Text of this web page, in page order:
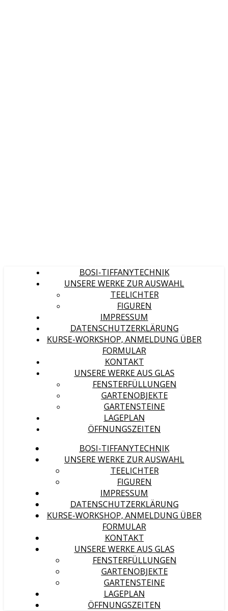
BOSI-TIFFANYTECHNIK
UNSERE WERKE ZUR AUSWAHL
TEELICHTER
FIGUREN
IMPRESSUM
DATENSCHUTZERKLÄRUNG
KURSE-WORKSHOP, ANMELDUNG ÜBER
FORMULAR
KONTAKT
UNSERE WERKE AUS GLAS
FENSTERFÜLLUNGEN
GARTENOBJEKTE
GARTENSTEINE
LAGEPLAN
ÖFFNUNGSZEITEN
BOSI-TIFFANYTECHNIK
UNSERE WERKE ZUR AUSWAHL
TEELICHTER
FIGUREN
IMPRESSUM
DATENSCHUTZERKLÄRUNG
KURSE-WORKSHOP, ANMELDUNG ÜBER
FORMULAR
KONTAKT
UNSERE WERKE AUS GLAS
FENSTERFÜLLUNGEN
GARTENOBJEKTE
GARTENSTEINE
LAGEPLAN
ÖFFNUNGSZEITEN